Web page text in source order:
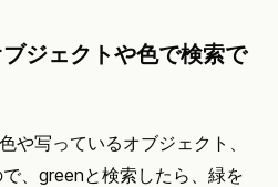
ジェクトや色で検索で
や写っているオブジェクト、
、greenと検索したら、緑を